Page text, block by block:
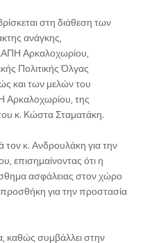
στη διάθεση των
ανάγκης,
Αρκαλοχωρίου,
Πολιτικής Όλγας
και των μελών του
Αρκαλοχωρίου, της
κ. Κώστα Σταματάκη.
κ. Ανδρουλάκη για την
επισημαίνοντας ότι η
ασφάλειας στον χώρο
για την προστασία
καθώς συμβάλλει στην